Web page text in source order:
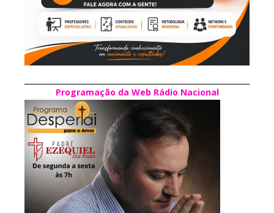
Programação da Web Rádio Nacional